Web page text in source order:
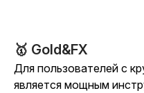
🥇 Gold&FX
Для пользователей с
является мощным